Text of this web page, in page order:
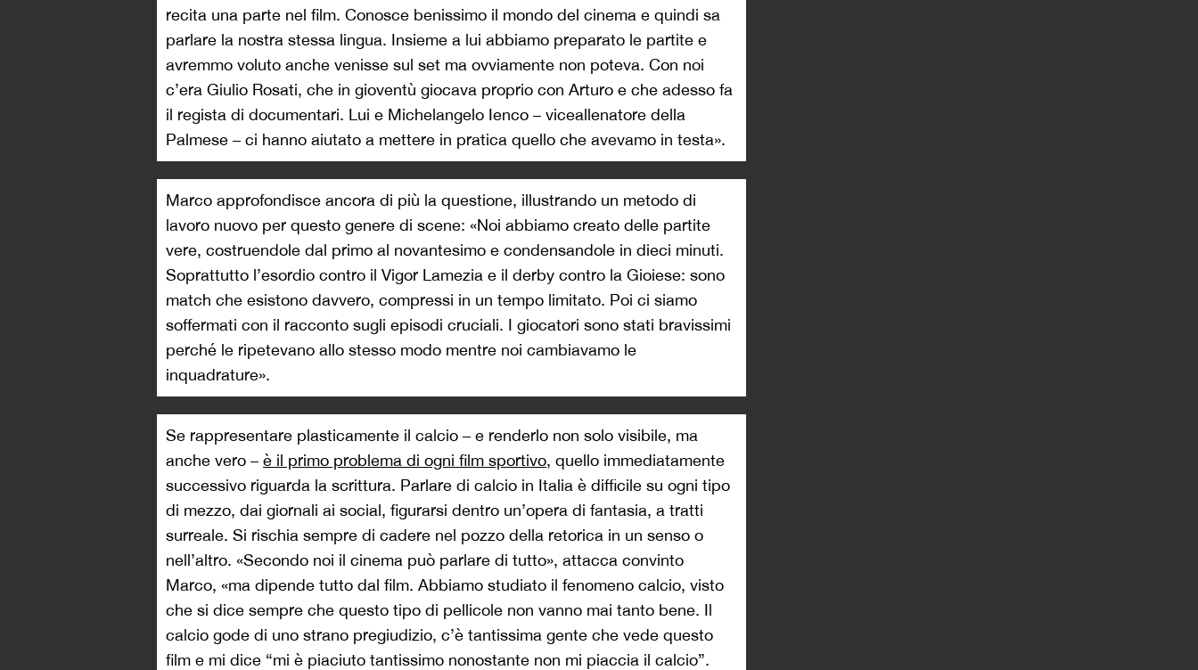
recita una parte nel film. Conosce benissimo il mondo del cinema e quindi sa
parlare la nostra stessa lingua. Insieme a lui abbiamo preparato le partite e
avremmo voluto anche venisse sul set ma ovviamente non poteva. Con noi
c’era Giulio Rosati, che in gioventù giocava proprio con Arturo e che adesso fa
il regista di documentari. Lui e Michelangelo Ienco – viceallenatore della
Palmese – ci hanno aiutato a mettere in pratica quello che avevamo in testa».
Marco approfondisce ancora di più la questione, illustrando un metodo di
lavoro nuovo per questo genere di scene: «Noi abbiamo creato delle partite
vere, costruendole dal primo al novantesimo e condensandole in dieci minuti.
Soprattutto l’esordio contro il Vigor Lamezia e il derby contro la Gioiese: sono
match che esistono davvero, compressi in un tempo limitato. Poi ci siamo
soffermati con il racconto sugli episodi cruciali. I giocatori sono stati bravissimi
perché le ripetevano allo stesso modo mentre noi cambiavamo le
inquadrature».
Se rappresentare plasticamente il calcio – e renderlo non solo visibile, ma
anche vero – è il primo problema di ogni film sportivo, quello immediatamente
successivo riguarda la scrittura. Parlare di calcio in Italia è difficile su ogni tipo
di mezzo, dai giornali ai social, figurarsi dentro un’opera di fantasia, a tratti
surreale. Si rischia sempre di cadere nel pozzo della retorica in un senso o
nell’altro. «Secondo noi il cinema può parlare di tutto», attacca convinto
Marco, «ma dipende tutto dal film. Abbiamo studiato il fenomeno calcio, visto
che si dice sempre che questo tipo di pellicole non vanno mai tanto bene. Il
calcio gode di uno strano pregiudizio, c’è tantissima gente che vede questo
film e mi dice “mi è piaciuto tantissimo nonostante non mi piaccia il calcio”.